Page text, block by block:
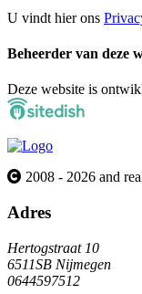
U vindt hier ons
Beheerder van deze
Deze website is
2008 - 2026 and
Adres
Hertogstraat 10
6511SB Nijmegen
0644597512